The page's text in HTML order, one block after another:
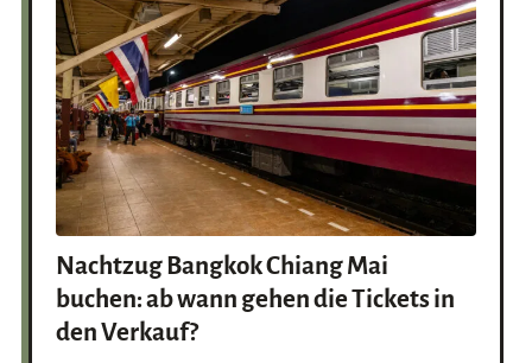
Nachtzug Bangkok Chiang Mai
buchen: ab wann gehen die Tickets in
den Verkauf?